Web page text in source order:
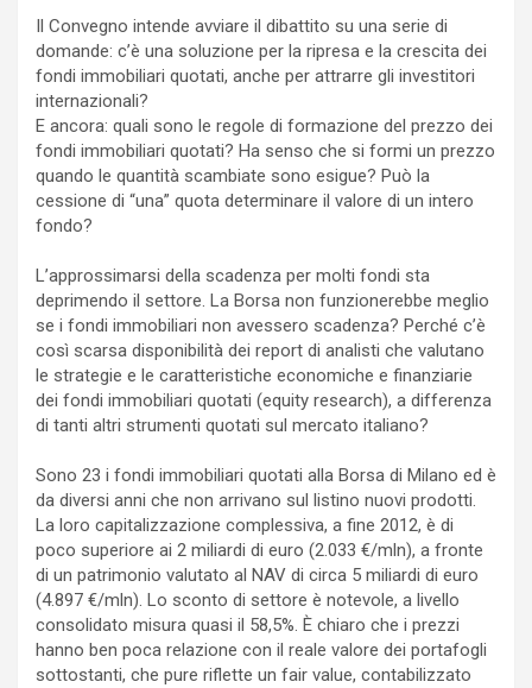
Il Convegno intende avviare il dibattito su una serie di
domande: c’è una soluzione per la ripresa e la crescita dei
fondi immobiliari quotati, anche per attrarre gli investitori
internazionali?
E ancora: quali sono le regole di formazione del prezzo dei
fondi immobiliari quotati? Ha senso che si formi un prezzo
quando le quantità scambiate sono esigue? Può la
cessione di “una” quota determinare il valore di un intero
fondo?
L’approssimarsi della scadenza per molti fondi sta
deprimendo il settore. La Borsa non funzionerebbe meglio
se i fondi immobiliari non avessero scadenza? Perché c’è
così scarsa disponibilità dei report di analisti che valutano
le strategie e le caratteristiche economiche e finanziarie
dei fondi immobiliari quotati (equity research), a differenza
di tanti altri strumenti quotati sul mercato italiano?
Sono 23 i fondi immobiliari quotati alla Borsa di Milano ed è
da diversi anni che non arrivano sul listino nuovi prodotti.
La loro capitalizzazione complessiva, a fine 2012, è di
poco superiore ai 2 miliardi di euro (2.033 €/mln), a fronte
di un patrimonio valutato al NAV di circa 5 miliardi di euro
(4.897 €/mln). Lo sconto di settore è notevole, a livello
consolidato misura quasi il 58,5%. È chiaro che i prezzi
hanno ben poca relazione con il reale valore dei portafogli
sottostanti, che pure riflette un fair value, contabilizzato